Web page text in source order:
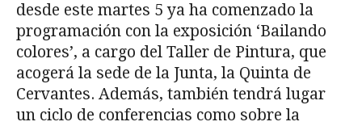
desde este martes 5 ya ha comenzado la
programación con la exposición ‘Bailando
colores’, a cargo del Taller de Pintura, que
acogerá la sede de la Junta, la Quinta de
Cervantes. Además, también tendrá lugar
un ciclo de conferencias como sobre la